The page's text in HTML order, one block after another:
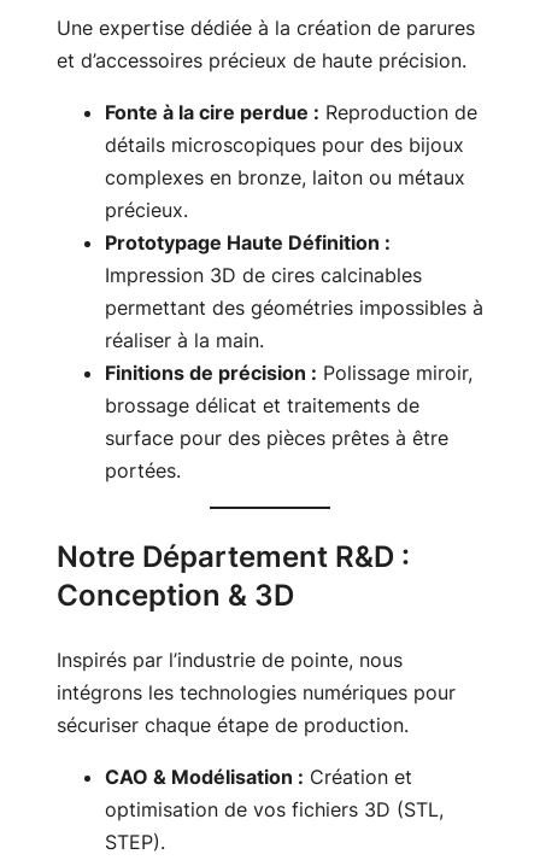
Une expertise dédiée à la création de parures
et d’accessoires précieux de haute précision.
Fonte à la cire perdue : Reproduction de
détails microscopiques pour des bijoux
complexes en bronze, laiton ou métaux
précieux.
Prototypage Haute Définition :
Impression 3D de cires calcinables
permettant des géométries impossibles à
réaliser à la main.
Finitions de précision : Polissage miroir,
brossage délicat et traitements de
surface pour des pièces prêtes à être
portées.
Notre Département R&D :
Conception & 3D
Inspirés par l’industrie de pointe, nous
intégrons les technologies numériques pour
sécuriser chaque étape de production.
CAO & Modélisation : Création et
optimisation de vos fichiers 3D (STL,
STEP).